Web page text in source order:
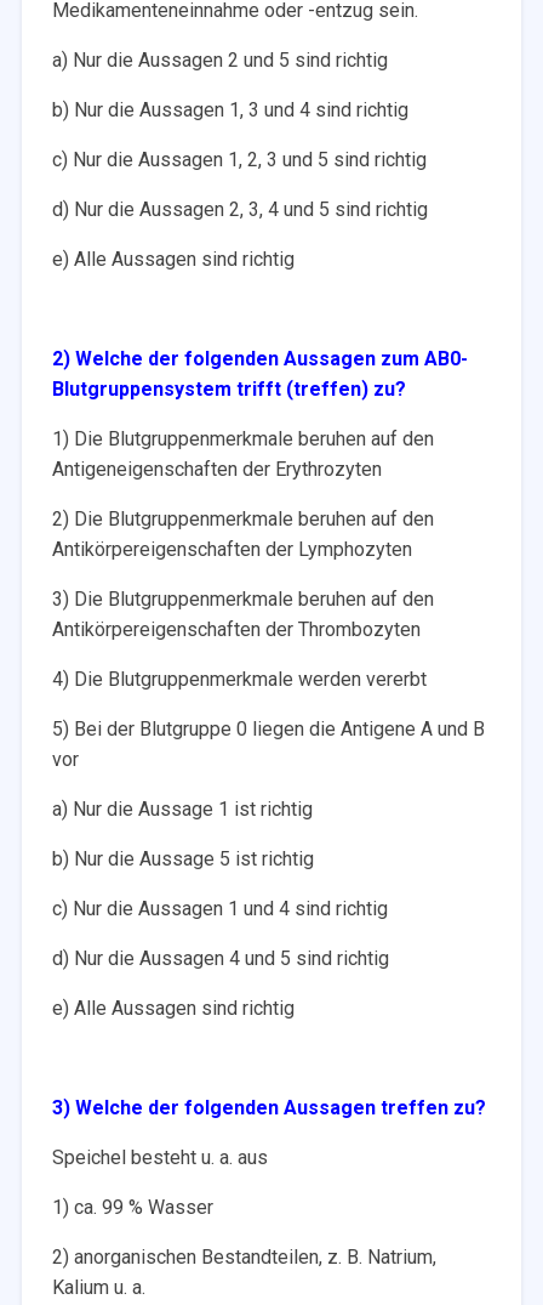
Medikamenteneinnahme oder -entzug sein.
a) Nur die Aussagen 2 und 5 sind richtig
b) Nur die Aussagen 1, 3 und 4 sind richtig
c) Nur die Aussagen 1, 2, 3 und 5 sind richtig
d) Nur die Aussagen 2, 3, 4 und 5 sind richtig
e) Alle Aussagen sind richtig
2) Welche der folgenden Aussagen zum AB0-
Blutgruppensystem trifft (treffen) zu?
1) Die Blutgruppenmerkmale beruhen auf den
Antigeneigenschaften der Erythrozyten
2) Die Blutgruppenmerkmale beruhen auf den
Antikörpereigenschaften der Lymphozyten
3) Die Blutgruppenmerkmale beruhen auf den
Antikörpereigenschaften der Thrombozyten
4) Die Blutgruppenmerkmale werden vererbt
5) Bei der Blutgruppe 0 liegen die Antigene A und B
vor
a) Nur die Aussage 1 ist richtig
b) Nur die Aussage 5 ist richtig
c) Nur die Aussagen 1 und 4 sind richtig
d) Nur die Aussagen 4 und 5 sind richtig
e) Alle Aussagen sind richtig
3) Welche der folgenden Aussagen treffen zu?
Speichel besteht u. a. aus
1) ca. 99 % Wasser
2) anorganischen Bestandteilen, z. B. Natrium,
Kalium u. a.